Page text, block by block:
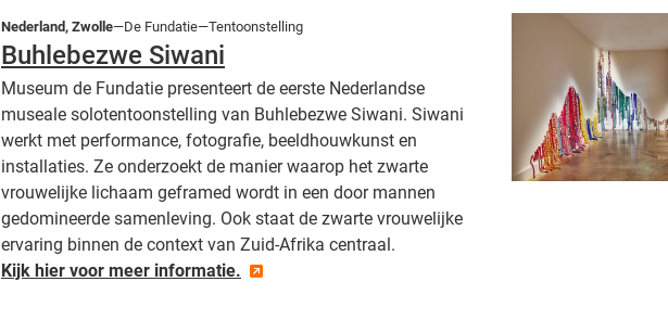
Nederland, Zwolle—De Fundatie—Tentoonstelling
Buhlebezwe Siwani
Museum de Fundatie presenteert de eerste Nederlandse
museale solotentoonstelling van Buhlebezwe Siwani. Siwani
werkt met performance, fotografie, beeldhouwkunst en
installaties. Ze onderzoekt de manier waarop het zwarte
vrouwelijke lichaam geframed wordt in een door mannen
gedomineerde samenleving. Ook staat de zwarte vrouwelijke
ervaring binnen de context van Zuid-Afrika centraal.
Kijk hier voor meer informatie.